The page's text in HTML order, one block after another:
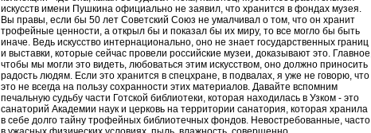
искусств имени Пушкина официально не заявил, что хранится в фондах музея.
Вы правы, если бы 50 лет Советский Союз не умалчивал о том, что он хранит
трофейные ценности, а открыл бы и показал бы их миру, то все могло бы быть
иначе. Ведь искусство интернационально, оно не знает государственных границ
и выставки, которые сейчас провели российские музеи, доказывают это. Главное,
чтобы мы могли это видеть, любоваться этим искусством, оно должно приносить
радость людям. Если это хранится в спецхране, в подвалах, я уже не говорю, что
это не всегда на пользу сохранности этих материалов. Давайте вспомним
печальную судьбу части Готской библиотеки, которая находилась в Узком - это
санаторий Академии наук и церковь на территории санатория, которая хранила
в себе долго тайну трофейных библиотечных фондов. Невостребованные, часто